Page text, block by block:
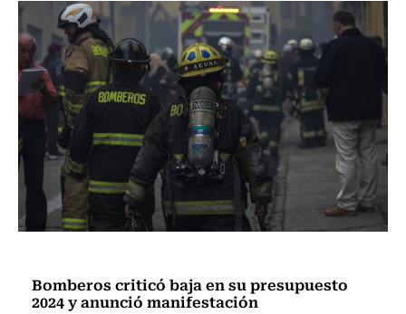
Bomberos criticó baja en su presupuesto
2024 y anunció manifestación